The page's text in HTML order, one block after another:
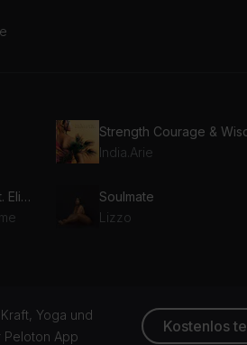
Strength Courage &
India.Arie
You & Me (Flume Remix) (feat. Eliza Doolittle)
Soulmate
Lizzo
Yoga und
Peloton App
Kostenlos